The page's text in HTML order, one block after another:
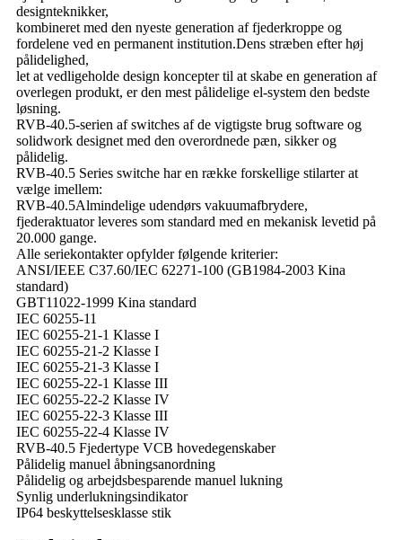
designteknikker,
kombineret med den nyeste generation af fjederkroppe og
fordelene ved en permanent institution.Dens stræben efter høj
pålidelighed,
let at vedligeholde design koncepter til at skabe en generation af
overlegen produkt, er den mest pålidelige el-system den bedste
løsning.
RVB-40.5-serien af ​​switches af de vigtigste brug software og
solidwork designet med den overordnede pæn, sikker og
pålidelig.
RVB-40.5 Series switche har en række forskellige stilarter at
vælge imellem:
RVB-40.5Almindelige udendørs vakuumafbrydere,
fjederaktuator leveres som standard med en mekanisk levetid på
20.000 gange.
Alle seriekontakter opfylder følgende kriterier:
ANSI/IEEE C37.60/IEC 62271-100 (GB1984-2003 Kina
standard)
GBT11022-1999 Kina standard
IEC 60255-11
IEC 60255-21-1 Klasse I
IEC 60255-21-2 Klasse I
IEC 60255-21-3 Klasse I
IEC 60255-22-1 Klasse III
IEC 60255-22-2 Klasse IV
IEC 60255-22-3 Klasse III
IEC 60255-22-4 Klasse IV
RVB-40.5 Fjedertype VCB hovedegenskaber
Pålidelig manuel åbningsanordning
Pålidelig og arbejdsbesparende manuel lukning
Synlig underlukningsindikator
IP64 beskyttelsesklasse stik